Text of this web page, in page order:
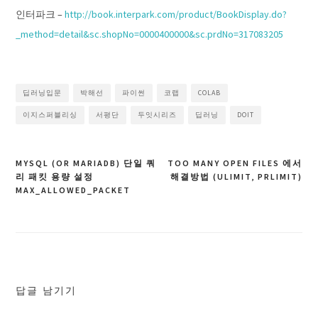
인터파크 –http://book.interpark.com/product/BookDisplay.do?
_method=detail&sc.shopNo=0000400000&sc.prdNo=317083205
딥러닝입문 박해선 파이썬 코랩 COLAB
이지스퍼블리싱 서평단 두잇시리즈 딥러닝 DOIT
글
탐
TOO MANY OPEN FILES 에서
해결방법 (ULIMIT, PRLIMIT)
MYSQL (OR MARIADB) 단일 쿼
리 패킷 용량 설정
MAX_ALLOWED_PACKET
답글 남기기